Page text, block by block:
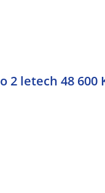
2 letech 48 600